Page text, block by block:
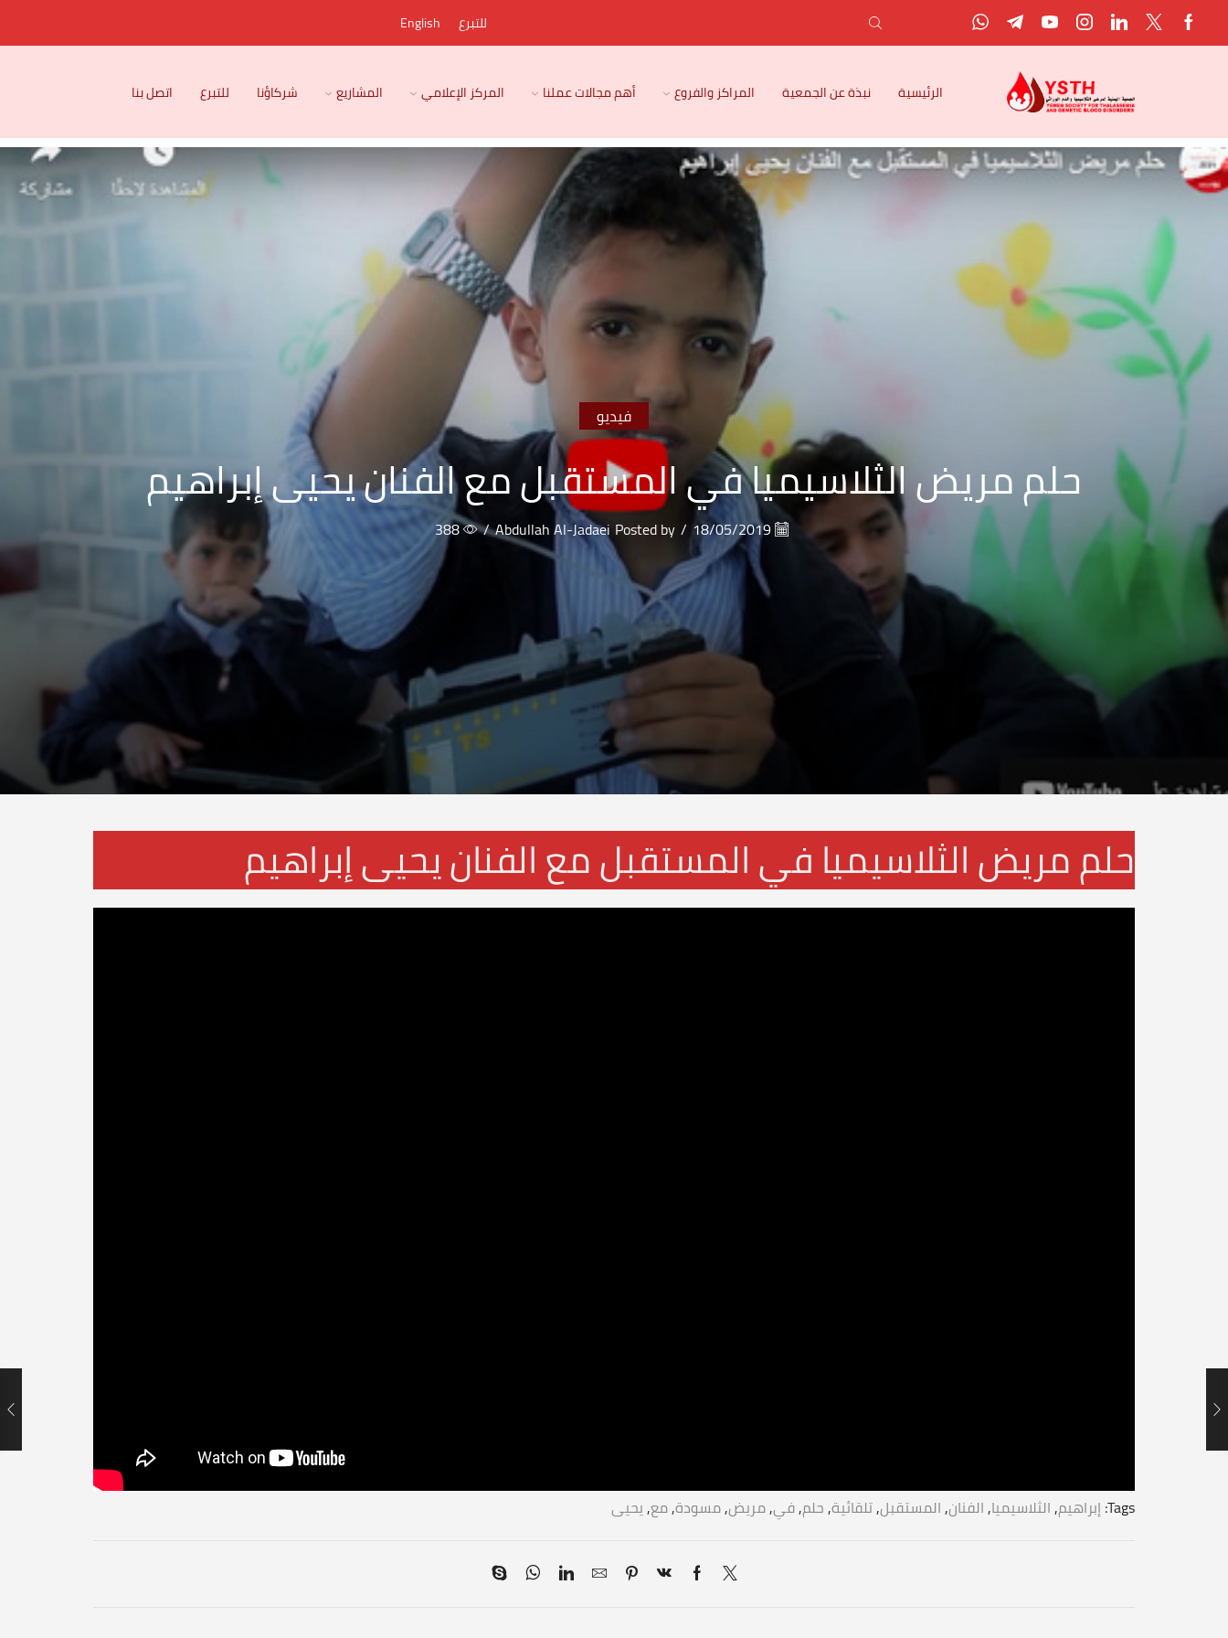
للتبرع English
الرئيسية نبذة عن الجمعية المراكز والفروع أهم مجالات عملنا المركز الإعلامي المشاريع شركاؤنا للتبرع اتصل بنا
فيديو
حلم مريض الثلاسيميا في المستقبل مع الفنان يحيى إبراهيم
/
Posted by
Abdullah Al-Jadaei
/
388
حلم مريض الثلاسيميا في المستقبل مع الفنان يحيى إبراهيم
Tags: إبراهيم,الثلاسيميا,الفنان,المستقبل,تلقائية,حلم,في,مريض,مسودة,مع,يحيى